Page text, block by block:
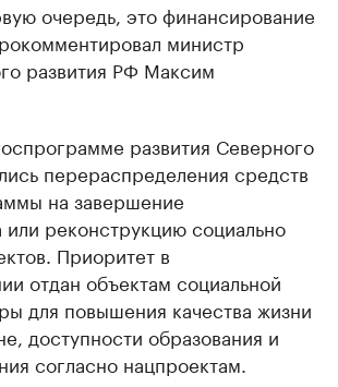
очередь, это финансирование
министр
развития РФ Максим
развития Северного
перераспределения средств
на завершение
или реконструкцию социально
Приоритет в
отдан объектам социальной
для повышения качества жизни
доступности образования и
согласно нацпроектам.